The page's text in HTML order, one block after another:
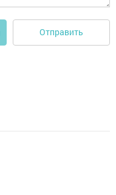
Отправить